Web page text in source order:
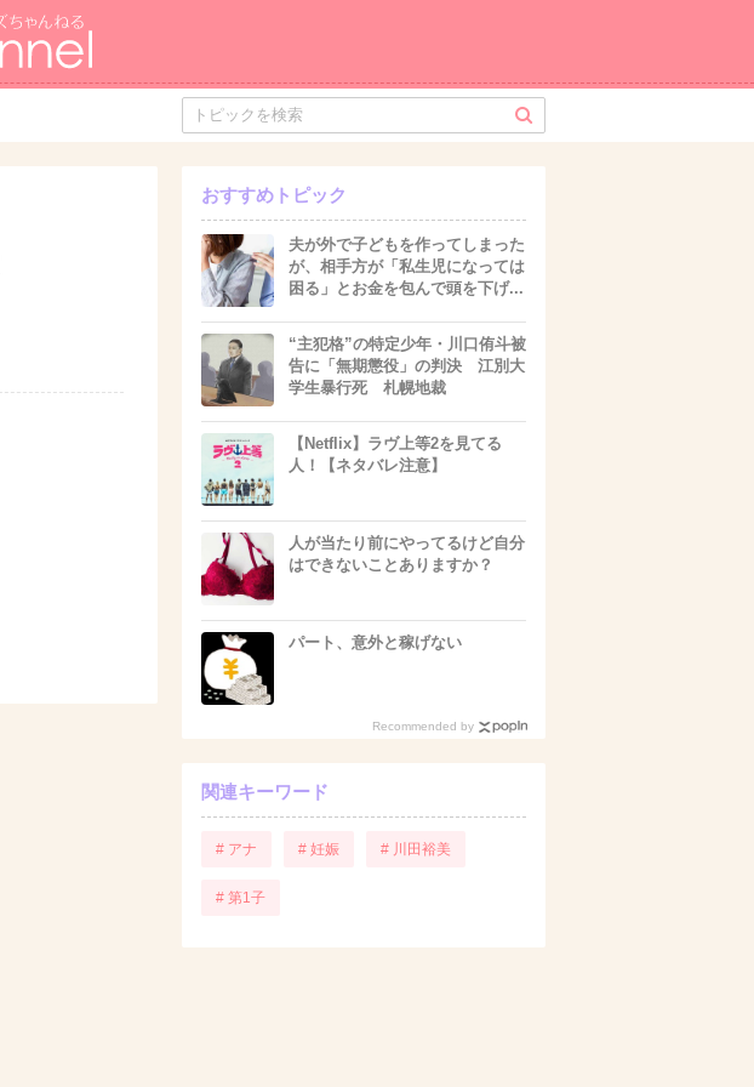
おすすめトピック
夫が外で子どもを作ってしまった
が、相手方が「私生児になっては
困る」とお金を包んで頭を下げ...
“主犯格”の特定少年・川口侑斗被
告に「無期懲役」の判決 江別大
学生暴行死 札幌地裁
【Netflix】ラヴ上等2を見てる
人！【ネタバレ注意】
人が当たり前にやってるけど自分
はできないことありますか？
パート、意外と稼げない
Recommended by
関連キーワード
# アナ # 妊娠 # 川田裕美
# 第1子